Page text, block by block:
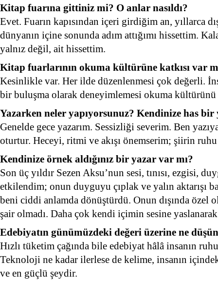
Kitap fuarına gittiniz mi? O anlar nasıldı?
Evet. Fuarın kapısından içeri girdiğim an, yıllarca
dünyanın içine sonunda adım attığımı hissettim.
yalnız değil, ait hissettim.
Kitap fuarlarının okuma kültürüne katkısı var
Kesinlikle var. Her ilde düzenlenmesi çok değerli.
bir buluşma olarak deneyimlemesi okuma kültürünü
Yazarken neler yapıyorsunuz? Kendinize has
Genelde gece yazarım. Sessizliği severim. Ben
oturtur. Heceyi, ritmi ve akışı önemserim; şiirin
Kendinize örnek aldığınız bir yazar var mı?
Son üç yıldır Sezen Aksu’nun sesi, tınısı, ezgisi,
etkilendim; onun duyguyu çıplak ve yalın aktarışı
beni ciddi anlamda dönüştürdü. Onun dışında özel
şair olmadı. Daha çok kendi içimin sesine
Edebiyatın günümüzdeki değeri üzerine ne
Hızlı tüketim çağında bile edebiyat hâlâ insanın
Teknoloji ne kadar ilerlese de kelime, insanın
ve en güçlü şeydir.